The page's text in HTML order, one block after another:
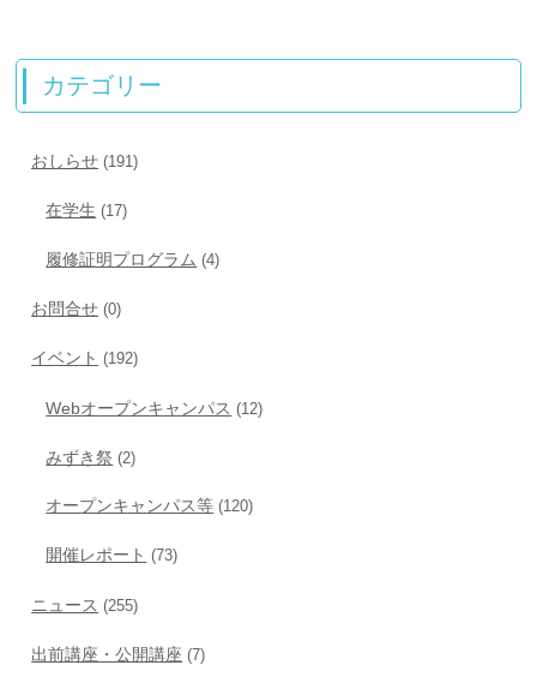
カテゴリー
おしらせ (191)
在学生 (17)
履修証明プログラム (4)
お問合せ (0)
イベント (192)
Webオープンキャンパス (12)
みずき祭 (2)
オープンキャンパス等 (120)
開催レポート (73)
ニュース (255)
出前講座・公開講座 (7)